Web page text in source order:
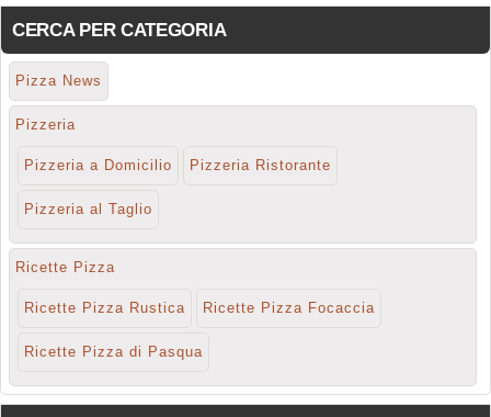
CERCA PER CATEGORIA
Pizza News
Pizzeria
Pizzeria a Domicilio Pizzeria Ristorante
Pizzeria al Taglio
Ricette Pizza
Ricette Pizza Rustica Ricette Pizza Focaccia
Ricette Pizza di Pasqua